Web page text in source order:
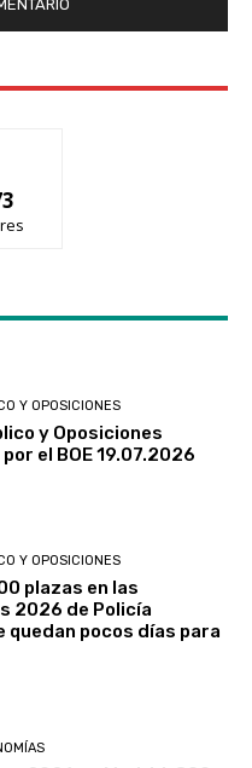
Y OPOSICIONES
y Oposiciones
el BOE 19.07.2026
Y OPOSICIONES
plazas en las
2026 de Policía
quedan pocos días para